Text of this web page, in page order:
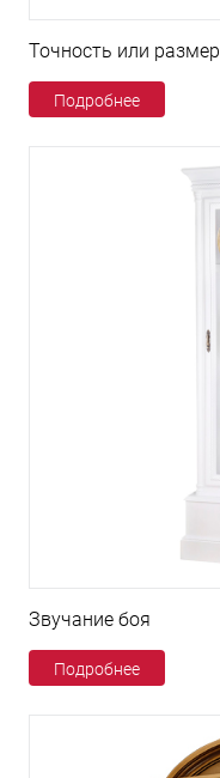
Точность или размер
Подробнее
Звучание боя
Подробнее